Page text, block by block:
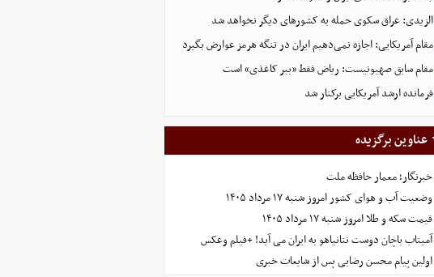
الزیدی: عراق سکوی حمله به کشورهای دیگر نخواهد شد
مقام آمریکایی: اجازه نمی‌دهیم ایران در تنگه هرمز عوارض بگیرد
مقام سابق صهیونیست: ریاض فقط «ببر کاغذی» است
فرمانده ارشد آمریکایی برکنار شد
عناوین برگزیده
خبرنگار؛ معمار حافظه ملت
وضعیت آب و هوای کشور امروز شنبه ۱۷ مرداد ۱۴۰۵
قیمت سکه و طلا امروز شنبه ۱۷ مرداد ۱۴۰۵
آمیتاب باچان دوست نتانیاهو به ایران می آید! +فیلم وعکس
اولین پیام محسن رضایی پس از شایعات خبری